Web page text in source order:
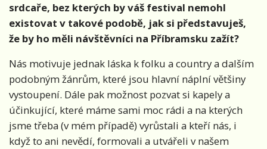
srdcaře, bez kterých by váš festival nemohl
existovat v takové podobě, jak si představuješ,
že by ho měli návštěvníci na Příbramsku zažít?
Nás motivuje jednak láska k folku a country a dalším
podobným žánrům, které jsou hlavní náplní většiny
vystoupení. Dále pak možnost pozvat si kapely a
účinkující, které máme sami moc rádi a na kterých
jsme třeba (v mém případě) vyrůstali a kteří nás, i
když to ani nevědí, formovali a utvářeli v našem